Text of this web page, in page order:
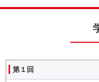
第１回